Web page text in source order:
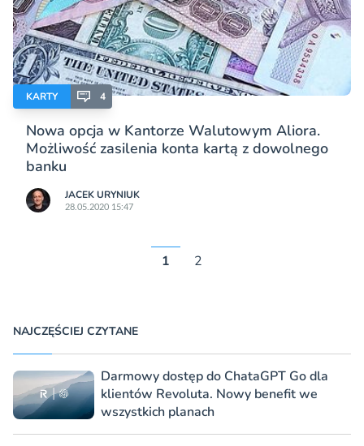
KARTY 4
Nowa opcja w Kantorze Walutowym Aliora.
Możliwość zasilenia konta kartą z dowolnego
banku
JACEK URYNIUK
28.05.2020 15:47
1 2
NAJCZĘŚCIEJ CZYTANE
Darmowy dostęp do ChataGPT Go dla
klientów Revoluta. Nowy benefit we
wszystkich planach